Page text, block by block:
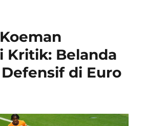
Kritik: Belanda
di Euro